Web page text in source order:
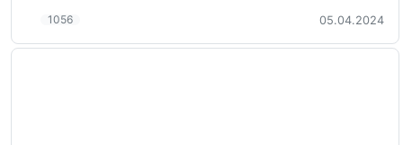
1056 05.04.2024